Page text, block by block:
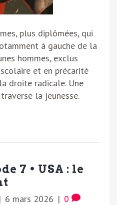
plus diplômées, qui
à gauche de la
hommes, exclus
et en précarité
droite radicale. Une
la jeunesse.
7 • USA : le
| 6 mars 2026 | 0